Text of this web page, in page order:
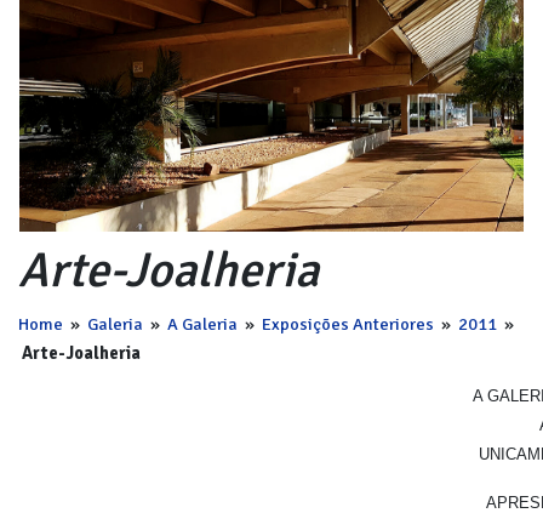
Arte-Joalheria
Home » Galeria » A Galeria » Exposições Anteriores » 2011 »
Arte-Joalheria
A